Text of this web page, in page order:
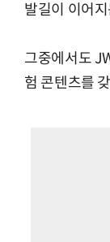
발길이 이어
그중에서도
험 콘텐츠를